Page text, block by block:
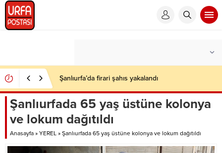
Şanlıurfa’da firari şahıs yakalandı
Şanlıurfada 65 yaş üstüne kolonya
ve lokum dağıtıldı
Anasayfa » YEREL » Şanlıurfada 65 yaş üstüne kolonya ve lokum dağıtıldı